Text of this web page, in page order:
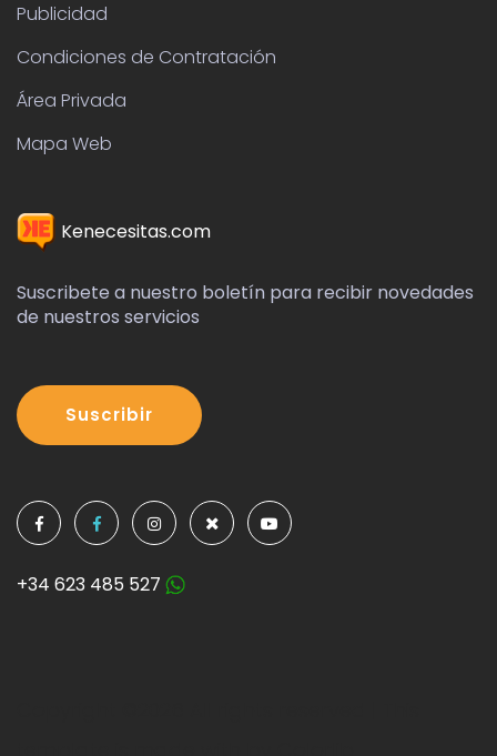
Publicidad
Condiciones de Contratación
Área Privada
Mapa Web
Kenecesitas.com
Suscribete a nuestro boletín para recibir novedades
de nuestros servicios
Suscribir
+34 623 485 527